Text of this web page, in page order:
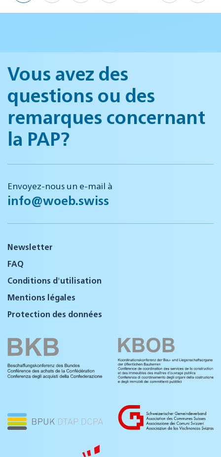
Vous avez des
questions ou des
remarques concernant
la PAP?
Envoyez-nous un e-mail à
info@woeb.swiss
Newsletter
FAQ
Conditions d'utilisation
Mentions légales
Protection des données